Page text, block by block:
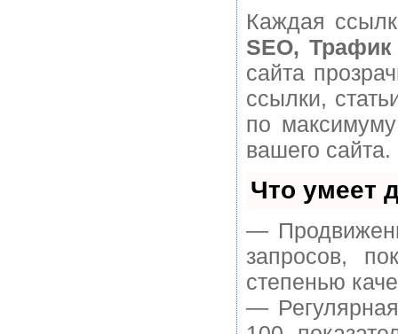
Каждая
SEO,
сайта
ссылки,
по
вашего сайта.
Что умеет
—
запросов,
степенью
—